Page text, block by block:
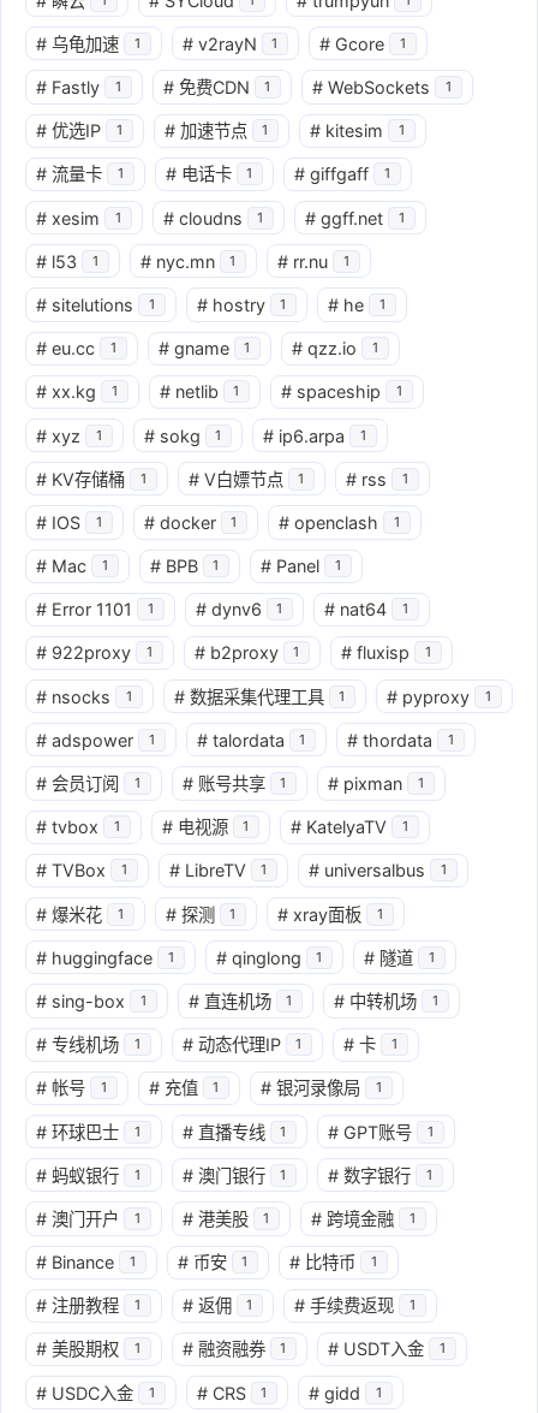
# 乌龟加速 1 # v2rayN 1 # Gcore 1
# Fastly 1 # 免费CDN 1 # WebSockets 1
# 优选IP 1 # 加速节点 1 # kitesim 1
# 流量卡 1 # 电话卡 1 # giffgaff 1
# xesim 1 # cloudns 1 # ggff.net 1
# l53 1 # nyc.mn 1 # rr.nu 1
# sitelutions 1 # hostry 1 # he 1
# eu.cc 1 # gname 1 # qzz.io 1
# xx.kg 1 # netlib 1 # spaceship 1
# xyz 1 # sokg 1 # ip6.arpa 1
# KV存储桶 1 # V白嫖节点 1 # rss 1
# IOS 1 # docker 1 # openclash 1
# Mac 1 # BPB 1 # Panel 1
# Error 1101 1 # dynv6 1 # nat64 1
# 922proxy 1 # b2proxy 1 # fluxisp 1
# nsocks 1 # 数据采集代理工具 1 # pyproxy 1
# adspower 1 # talordata 1 # thordata 1
# 会员订阅 1 # 账号共享 1 # pixman 1
# tvbox 1 # 电视源 1 # KatelyaTV 1
# TVBox 1 # LibreTV 1 # universalbus 1
# 爆米花 1 # 探测 1 # xray面板 1
# huggingface 1 # qinglong 1 # 隧道 1
# sing-box 1 # 直连机场 1 # 中转机场 1
# 专线机场 1 # 动态代理IP 1 # 卡 1
# 帐号 1 # 充值 1 # 银河录像局 1
# 环球巴士 1 # 直播专线 1 # GPT账号 1
# 蚂蚁银行 1 # 澳门银行 1 # 数字银行 1
# 澳门开户 1 # 港美股 1 # 跨境金融 1
# Binance 1 # 币安 1 # 比特币 1
# 注册教程 1 # 返佣 1 # 手续费返现 1
# 美股期权 1 # 融资融券 1 # USDT入金 1
# USDC入金 1 # CRS 1 # gidd 1